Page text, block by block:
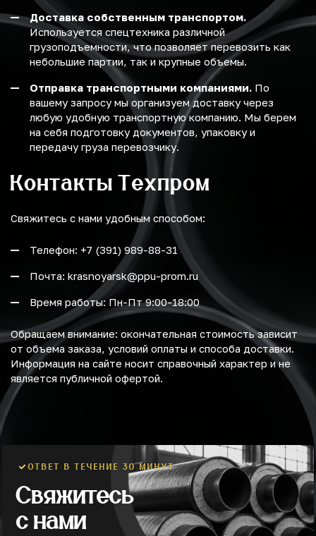
Доставка собственным транспортом.
Используется спецтехника различной
грузоподъемности, что позволяет перевозить как
небольшие партии, так и крупные объемы.
Отправка транспортными компаниями. По
вашему запросу мы организуем доставку через
любую удобную транспортную компанию. Мы берем
на себя подготовку документов, упаковку и
передачу груза перевозчику.
Контакты Техпром
Свяжитесь с нами удобным способом:
Телефон: +7 (391) 989-88-31
Почта: krasnoyarsk@ppu-prom.ru
Время работы: Пн-Пт 9:00-18:00
Обращаем внимание: окончательная стоимость зависит
от объема заказа, условий оплаты и способа доставки.
Информация на сайте носит справочный характер и не
является публичной офертой.
ОТВЕТ В ТЕЧЕНИЕ 30 МИНУТ
Свяжитесь
с нами